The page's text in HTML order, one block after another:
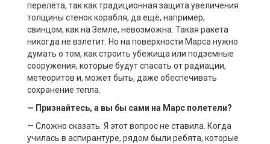
перелёта, так как традиционная защита увеличения
толщины стенок корабля, да ещё, например,
свинцом, как на Земле, невозможна. Такая ракета
никогда не взлетит. Но на поверхности Марса нужно
думать о том, как строить убежища или подземные
сооружения, которые будут спасать от радиации,
метеоритов и, может быть, даже обеспечивать
сохранение тепла.
— Признайтесь, а вы бы сами на Марс полетели?
— Сложно сказать. Я этот вопрос не ставила. Когда
училась в аспирантуре, рядом были ребята, которые